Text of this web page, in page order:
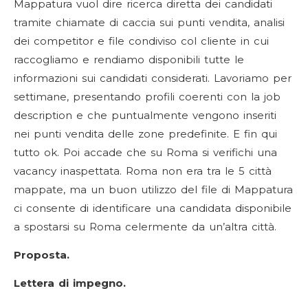
Mappatura vuol dire ricerca diretta dei candidati
tramite chiamate di caccia sui punti vendita, analisi
dei competitor e file condiviso col cliente in cui
raccogliamo e rendiamo disponibili tutte le
informazioni sui candidati considerati. Lavoriamo per
settimane, presentando profili coerenti con la job
description e che puntualmente vengono inseriti
nei punti vendita delle zone predefinite. E fin qui
tutto ok. Poi accade che su Roma si verifichi una
vacancy inaspettata. Roma non era tra le 5 città
mappate, ma un buon utilizzo del file di Mappatura
ci consente di identificare una candidata disponibile
a spostarsi su Roma celermente da un’altra città.
Proposta.
Lettera di impegno.